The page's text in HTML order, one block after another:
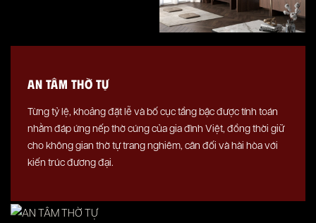
AN TÂM THỜ TỰ
Từng tỷ lệ, khoảng đặt lễ và bố cục tầng bậc được tính toán
nhằm đáp ứng nếp thờ cúng của gia đình Việt, đồng thời giữ
cho không gian thờ tự trang nghiêm, cân đối và hài hòa với
kiến trúc đương đại.